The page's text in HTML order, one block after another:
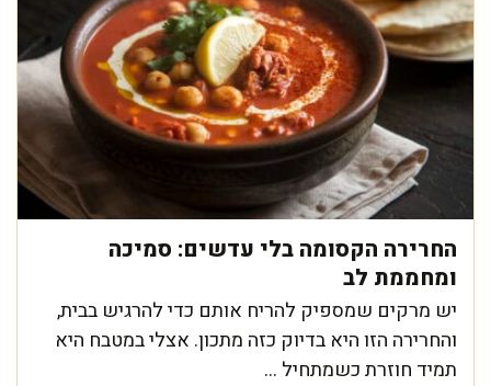
החרירה הקסומה בלי עדשים: סמיכה
ומחממת לב
יש מרקים שמספיק להריח אותם כדי להרגיש בבית,
והחרירה הזו היא בדיוק כזה מתכון. אצלי במטבח היא
תמיד חוזרת כשמתחיל ...